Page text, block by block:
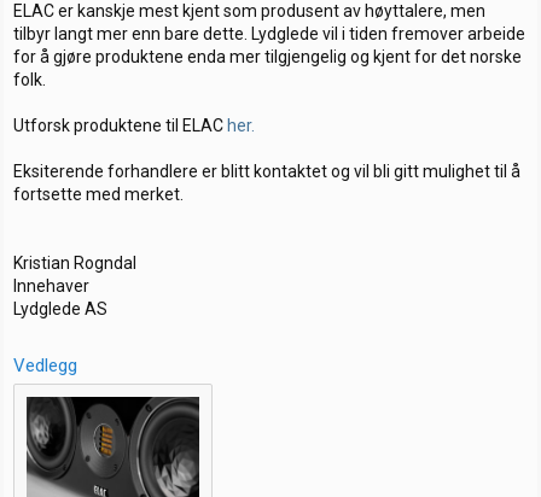
a
r
t
e
a
t
o
r
i
ELAC er kanskje mest kjent som produsent av høyttalere, men
tilbyr langt mer enn bare dette. Lydglede vil i tiden fremover arbeide
for å gjøre produktene enda mer tilgjengelig og kjent for det norske
folk.
Utforsk produktene til ELACher.
Eksiterende forhandlere er blitt kontaktet og vil bli gitt mulighet til å
fortsette med merket.
Kristian Rogndal
Innehaver
Lydglede AS
Vedlegg